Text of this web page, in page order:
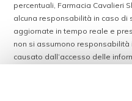
percentuali, Farmacia Cavalieri
alcuna responsabilità in caso di
aggiornate in tempo reale e
non si assumono
causato dall’accesso delle